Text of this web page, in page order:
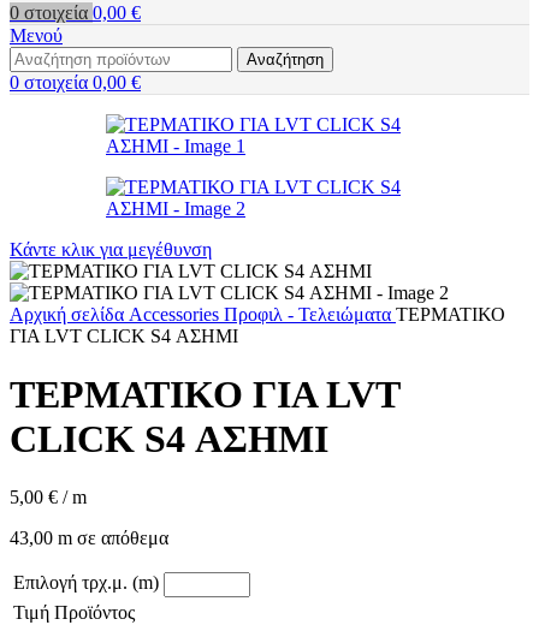
0 στοιχεία 0,00 €
Μενού
Αναζήτηση
0 στοιχεία 0,00 €
Κάντε κλικ για μεγέθυνση
Αρχική σελίδα Accessories Προφιλ - Τελειώματα ΤΕΡΜΑΤΙΚΟ
ΓΙΑ LVT CLICK S4 ΑΣΗΜΙ
ΤΕΡΜΑΤΙΚΟ ΓΙΑ LVT
CLICK S4 ΑΣΗΜΙ
5,00 € / m
43,00 m σε απόθεμα
Επιλογή τρχ.μ. (m)
Τιμή Προϊόντος